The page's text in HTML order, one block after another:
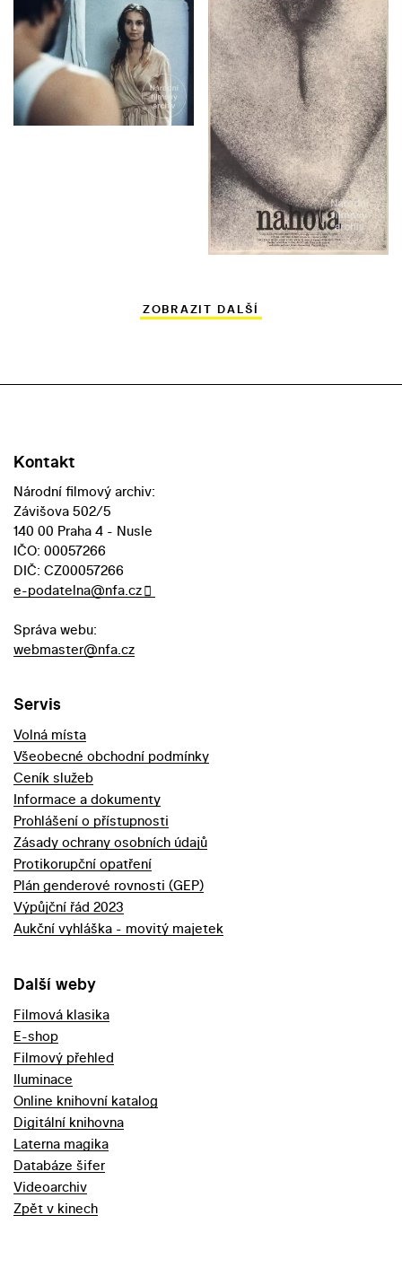
ZOBRAZIT DALŠÍ
Kontakt
Národní filmový archiv:
Závišova 502/5
140 00 Praha 4 - Nusle
IČO: 00057266
DIČ: CZ00057266
e-podatelna@nfa.cz
Správa webu:
webmaster@nfa.cz
Servis
Volná místa
Všeobecné obchodní podmínky
Ceník služeb
Informace a dokumenty
Prohlášení o přístupnosti
Zásady ochrany osobních údajů
Protikorupční opatření
Plán genderové rovnosti (GEP)
Výpůjční řád 2023
Aukční vyhláška - movitý majetek
Další weby
Filmová klasika
E-shop
Filmový přehled
Iluminace
Online knihovní katalog
Digitální knihovna
Laterna magika
Databáze šifer
Videoarchiv
Zpět v kinech